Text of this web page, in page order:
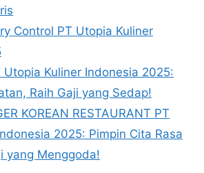
Control PT Utopia Kuliner
Utopia Kuliner Indonesia 2025:
Raih Gaji yang Sedap!
KOREAN RESTAURANT PT
2025: Pimpin Cita Rasa
yang Menggoda!